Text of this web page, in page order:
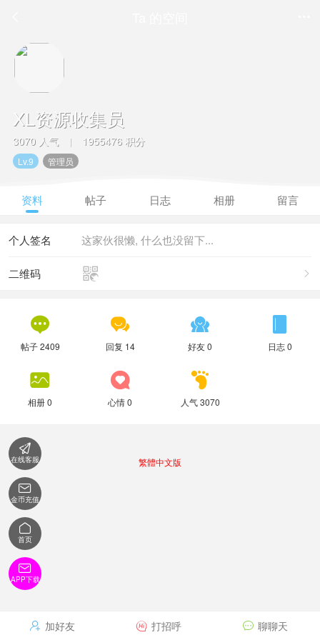
XL资源收集员
3070 人气 | 1955476 积分
Lv.9 管理员
资料 帖子 日志 相册 留言
这家伙很懒, 什么也没留下...
个人签名


二维码

帖子 2409

回复 14

好友 0

日志 0

相册 0

心情 0

人气 3070
 加好友  打招呼  聊聊天
繁體中文版

在线客服

金币充值

首页

APP下载